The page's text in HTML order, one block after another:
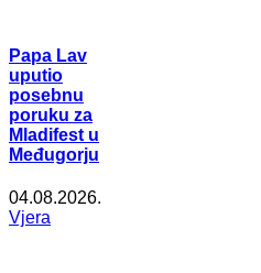
Papa Lav
uputio
posebnu
poruku za
Mladifest u
Međugorju
04.08.2026.
Vjera